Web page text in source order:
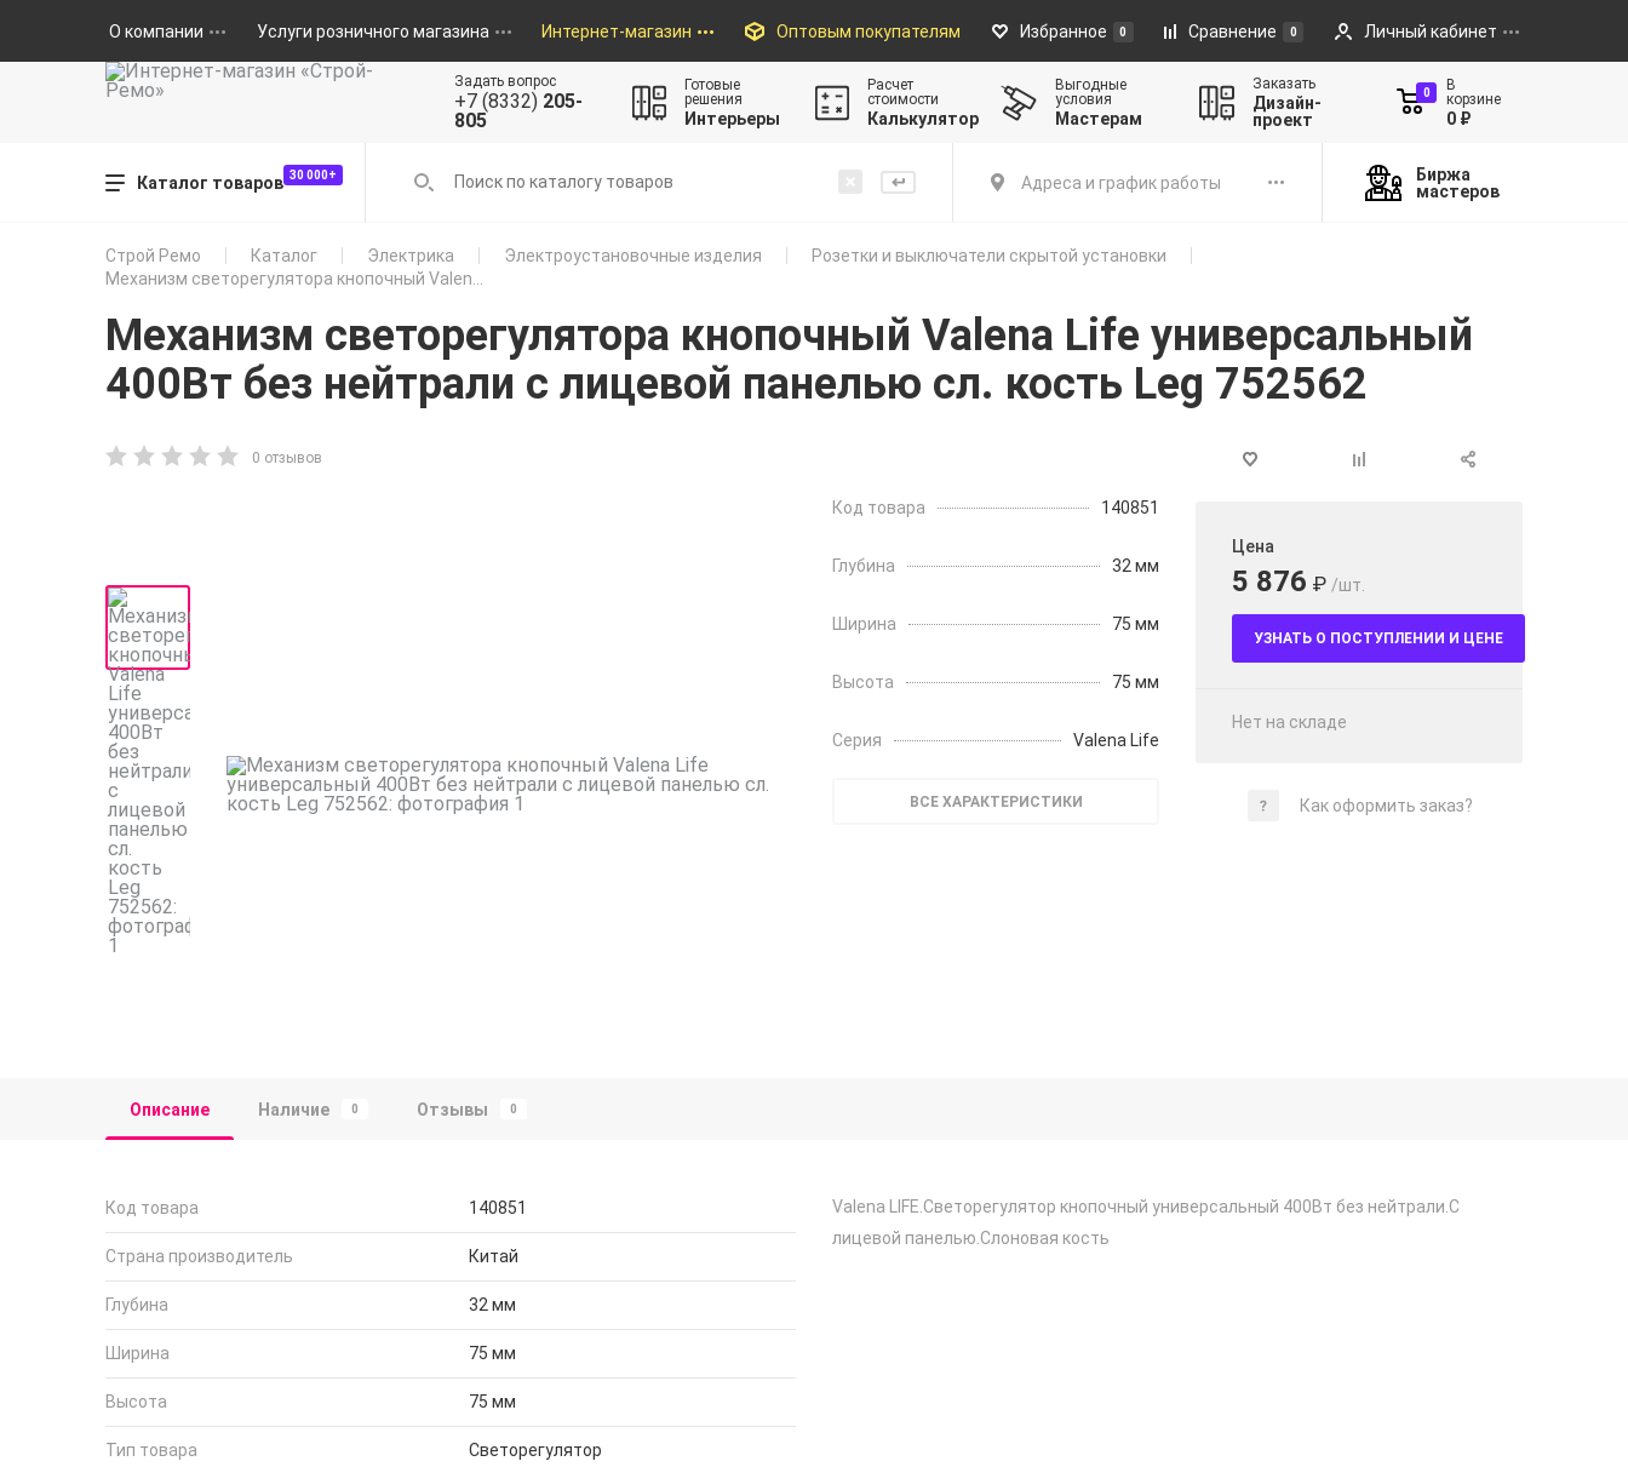
О компании Услуги розничного магазина Интернет-магазин Оптовым покупателям Избранное 0 Сравнение 0 Личный кабинет
Задать вопрос
+7 (8332) 205-
805
Готовые
решения
Интерьеры
Расчет
стоимости
Калькулятор
Выгодные
условия
Мастерам
Заказать
Дизайн-
проект
0
В
корзине
0 ₽
Каталог товаров 30 000+ Адреса и график работы
Биржа
мастеров
Строй Ремо Каталог Электрика Электроустановочные изделия
Розетки и выключатели скрытой установки
Механизм светорегулятора кнопочный Valen...
Механизм светорегулятора кнопочный Valena Life универсальный
400Вт без нейтрали с лицевой панелью сл. кость Leg 752562
0 отзывов
Код товара 140851
Глубина 32 мм
Ширина 75 мм
Высота 75 мм
Серия Valena Life
ВСЕ ХАРАКТЕРИСТИКИ
Цена
5 876 ₽ /шт.
УЗНАТЬ О ПОСТУПЛЕНИИ И ЦЕНЕ
Нет на складе
Как оформить заказ?
Описание Наличие 0 Отзывы 0
Код товара 140851
Страна производитель Китай
Глубина 32 мм
Ширина 75 мм
Высота 75 мм
Тип товара Светорегулятор
Valena LIFE.Светорегулятор кнопочный универсальный 400Вт без нейтрали.С
лицевой панелью.Слоновая кость